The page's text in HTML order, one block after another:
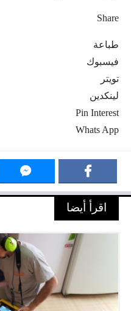
Share
طباعة
فيسبوك
تويتر
لينكدين
Pin Interest
Whats App
اقرأ أيضا